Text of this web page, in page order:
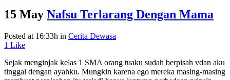
15 May Nafsu Terlarang Dengan Mama
Posted at 16:33h in Cerita Dewasa
1 Like
Sejak menginjak kelas 1 SMA orang tuaku sudah berpisah vdan aku
tinggal dengan ayahku. Mungkin karena ego mereka masing-masing